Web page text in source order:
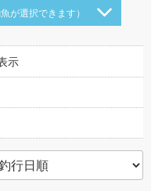
が選択できます）
示